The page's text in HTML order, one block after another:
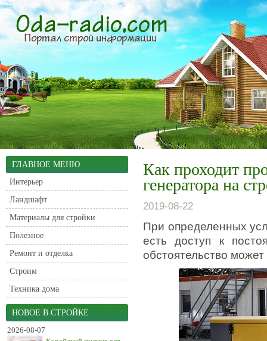
ГЛАВНОЕ МЕНЮ
Интерьер
Ландшафт
Материалы для стройки
Полезное
Ремонт и отделка
Строим
Техника дома
НОВОЕ В СТРОЙКЕ
2026-08-07
Как проходит
генератора на
2019-08-22
При определенных
есть доступ к
обстоятельство